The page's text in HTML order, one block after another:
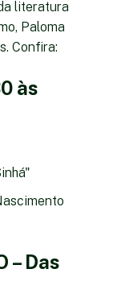
literatura
Paloma
Confira:
às
– Das